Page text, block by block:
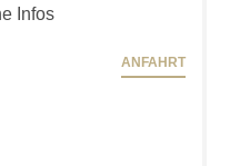
Infos
ANFAHRT